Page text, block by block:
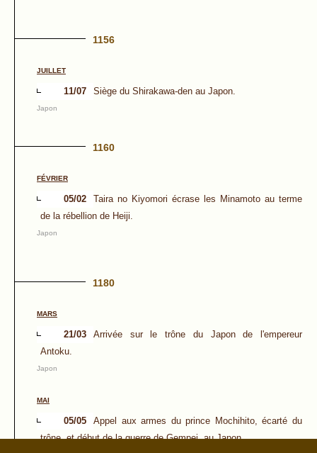
1156
JUILLET
11/07 Siège du Shirakawa-den au Japon.
Japon
1160
FÉVRIER
05/02
Taira no Kiyomori écrase les Minamoto au terme
de la rébellion de Heiji.
Japon
1180
MARS
21/03
Arrivée sur le trône du Japon de l'empereur
Antoku.
Japon
MAI
05/05
Appel aux armes du prince Mochihito, écarté du
trône, et début de la guerre de Gempei, au Japon.